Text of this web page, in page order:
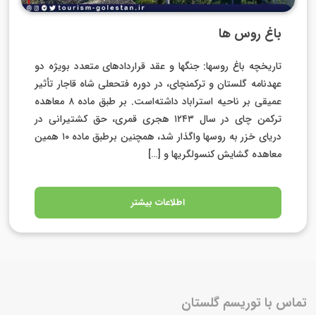
باغ روس ها
تاریخچه باغ روسها: جنگها و عقد قراردادهای متعدد بویژه دو
عهدنامه گلستان و ترکمنچای، در دوره فتحعلی شاه قاجار تأثیر
عمیقی بر ناحیه استراباد داشته‌است. بر طبق ماده ۸ معاهده
ترکمن چای در سال ۱۲۴۳ هجری قمری، حق کشتیرانی در
دریای خزر به روسها واگذار شد، همچنین برطبق ماده ۱۰ همین
معاهده گشایش کنسولگریها و […]
اطلاعات بیشتر
تماس با توریسم گلستان